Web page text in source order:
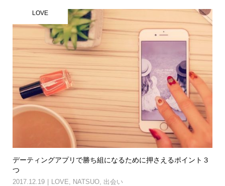
LOVE
デーティングアプリで勝ち組になるために押さえるポイント３
つ
2017.12.19 LOVE NATSUO, 出会い